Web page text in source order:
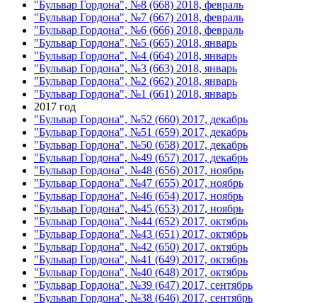
"Бульвар Гордона", №8 (668) 2018, февраль
"Бульвар Гордона", №7 (667) 2018, февраль
"Бульвар Гордона", №6 (666) 2018, февраль
"Бульвар Гордона", №5 (665) 2018, январь
"Бульвар Гордона", №4 (664) 2018, январь
"Бульвар Гордона", №3 (663) 2018, январь
"Бульвар Гордона", №2 (662) 2018, январь
"Бульвар Гордона", №1 (661) 2018, январь
2017 год
"Бульвар Гордона", №52 (660) 2017, декабрь
"Бульвар Гордона", №51 (659) 2017, декабрь
"Бульвар Гордона", №50 (658) 2017, декабрь
"Бульвар Гордона", №49 (657) 2017, декабрь
"Бульвар Гордона", №48 (656) 2017, ноябрь
"Бульвар Гордона", №47 (655) 2017, ноябрь
"Бульвар Гордона", №46 (654) 2017, ноябрь
"Бульвар Гордона", №45 (653) 2017, ноябрь
"Бульвар Гордона", №44 (652) 2017, октябрь
"Бульвар Гордона", №43 (651) 2017, октябрь
"Бульвар Гордона", №42 (650) 2017, октябрь
"Бульвар Гордона", №41 (649) 2017, октябрь
"Бульвар Гордона", №40 (648) 2017, октябрь
"Бульвар Гордона", №39 (647) 2017, сентябрь
"Бульвар Гордона", №38 (646) 2017, сентябрь